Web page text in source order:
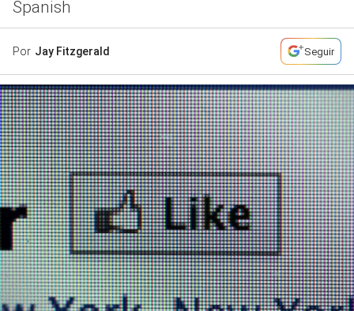
Spanish
Por Jay Fitzgerald Seguir